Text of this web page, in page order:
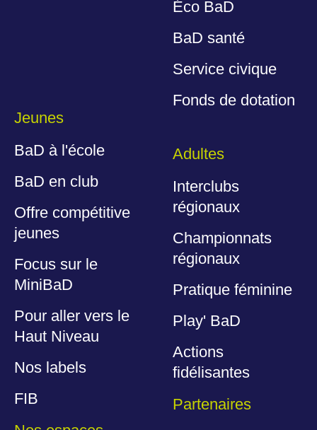
Éco BaD
BaD santé
Service civique
Fonds de dotation
Jeunes
BaD à l'école
BaD en club
Offre compétitive
jeunes
Focus sur le
MiniBaD
Pour aller vers le
Haut Niveau
Nos labels
FIB
Adultes
Interclubs
régionaux
Championnats
régionaux
Pratique féminine
Play' BaD
Actions
fidélisantes
Partenaires